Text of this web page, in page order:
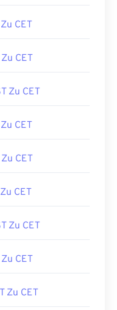
CET
Zu CET
Zu CET
CET
CET
CET
Zu CET
Zu CET
Zu CET